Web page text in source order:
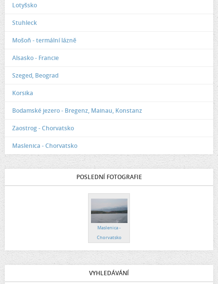
Lotyšsko
Stuhleck
Mošoň - termální lázně
Alsasko - Francie
Szeged, Beograd
Korsika
Bodamské jezero - Bregenz, Mainau, Konstanz
Zaostrog - Chorvatsko
Maslenica - Chorvatsko
POSLEDNÍ FOTOGRAFIE
Maslenica -
Chorvatsko
VYHLEDÁVÁNÍ